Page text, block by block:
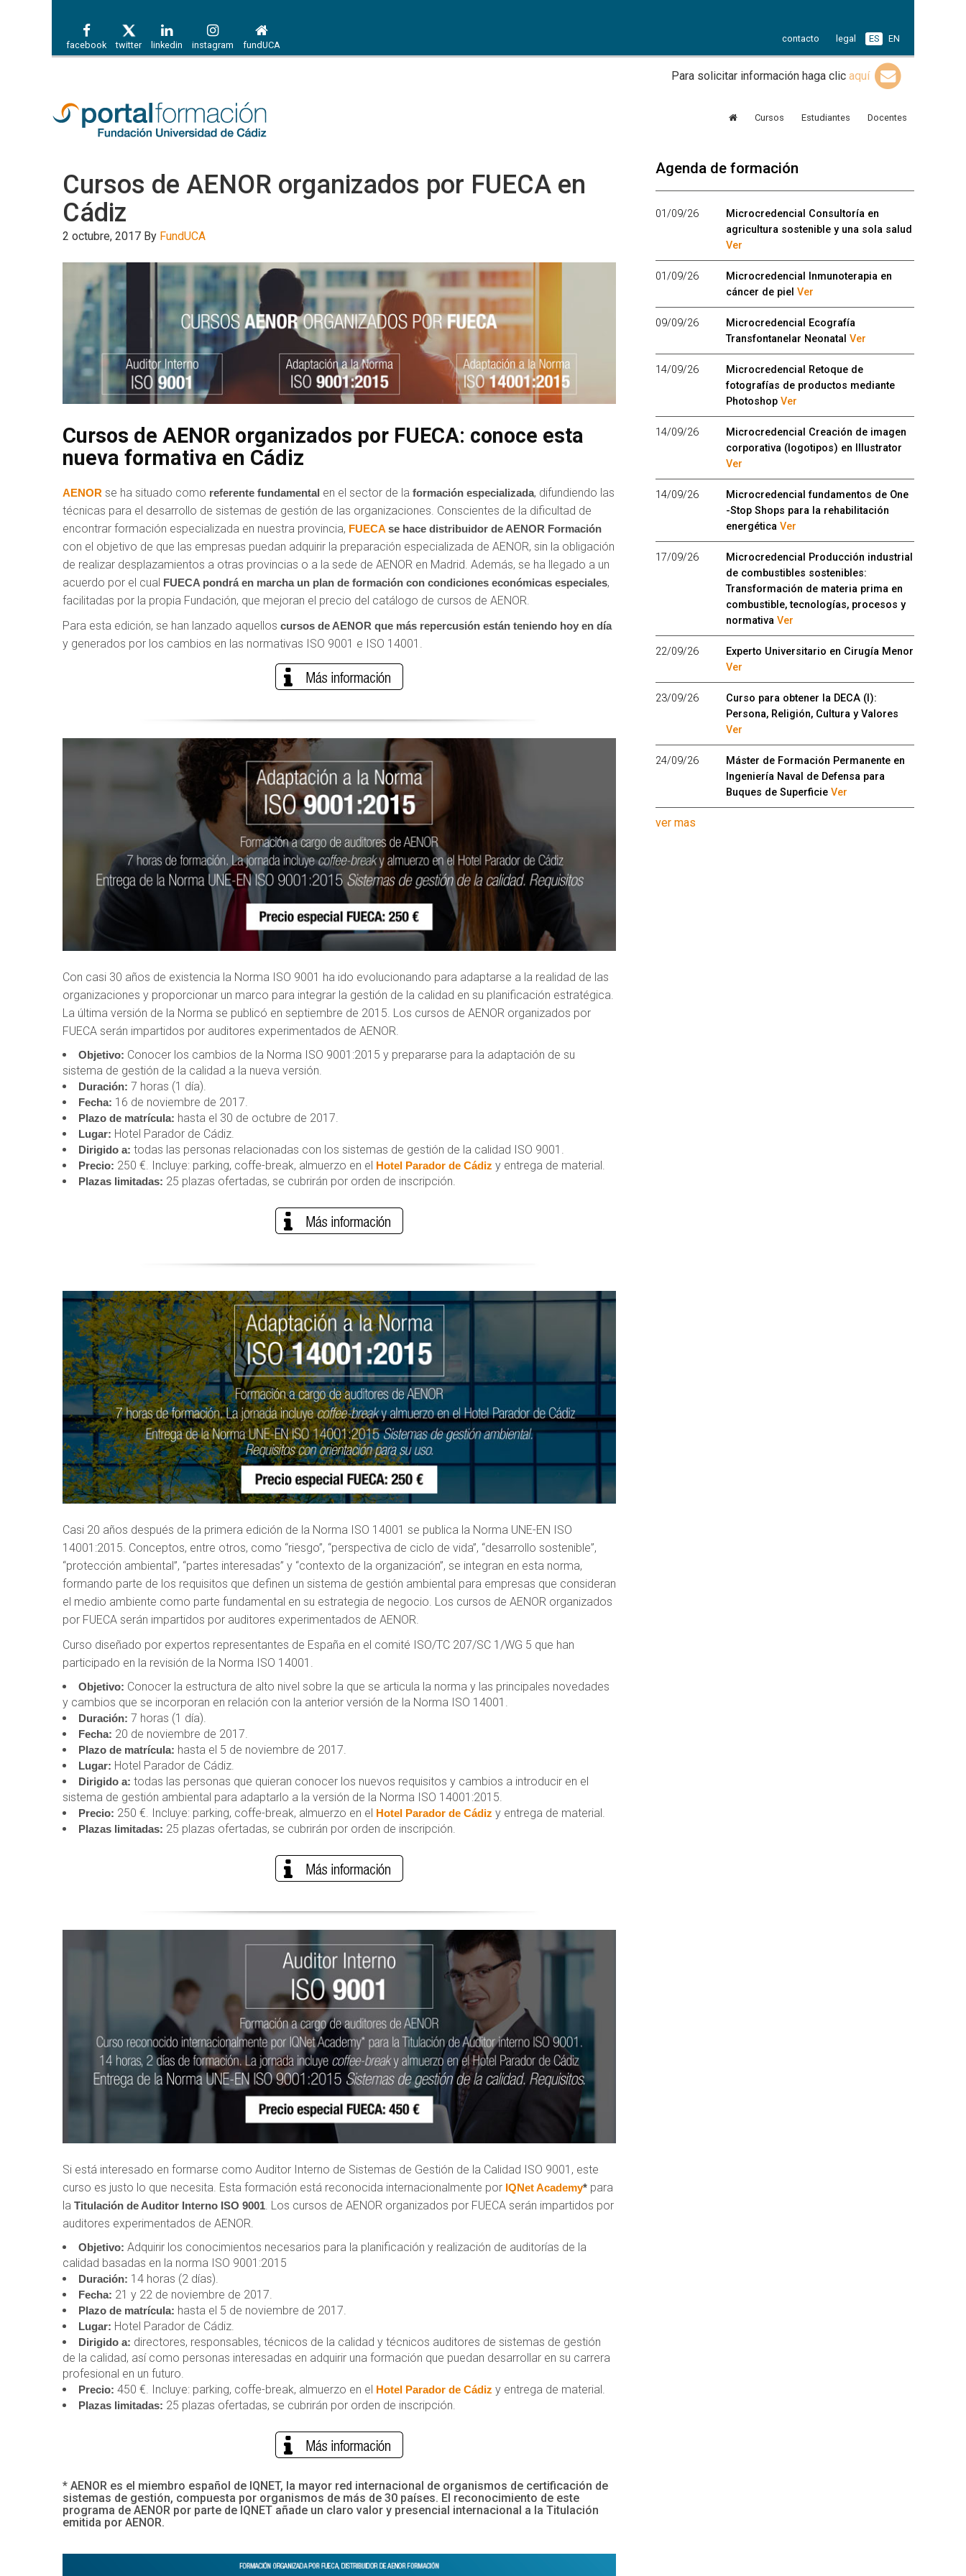
facebook twitter linkedin instagram fundUCA
contacto legal ES EN
Para solicitar información haga clicaquí
Cursos Estudiantes Docentes
Cursos de AENOR organizados por FUECA en
Cádiz
2 octubre, 2017 By FundUCA
Cursos de AENOR organizados por FUECA: conoce esta
nueva formativa en Cádiz
AENOR se ha situado como referente fundamental en el sector de la formación especializada, difundiendo las
técnicas para el desarrollo de sistemas de gestión de las organizaciones. Conscientes de la dificultad de
encontrar formación especializada en nuestra provincia, FUECA se hace distribuidor de AENOR Formación
con el objetivo de que las empresas puedan adquirir la preparación especializada de AENOR, sin la obligación
de realizar desplazamientos a otras provincias o a la sede de AENOR en Madrid. Además, se ha llegado a un
acuerdo por el cual FUECA pondrá en marcha un plan de formación con condiciones económicas especiales,
facilitadas por la propia Fundación, que mejoran el precio del catálogo de cursos de AENOR.
Para esta edición, se han lanzado aquellos cursos de AENOR que más repercusión están teniendo hoy en día
y generados por los cambios en las normativas ISO 9001 e ISO 14001.
Con casi 30 años de existencia la Norma ISO 9001 ha ido evolucionando para adaptarse a la realidad de las
organizaciones y proporcionar un marco para integrar la gestión de la calidad en su planificación estratégica.
La última versión de la Norma se publicó en septiembre de 2015. Los cursos de AENOR organizados por
FUECA serán impartidos por auditores experimentados de AENOR.
Objetivo: Conocer los cambios de la Norma ISO 9001:2015 y prepararse para la adaptación de su
sistema de gestión de la calidad a la nueva versión.
Duración: 7 horas (1 día).
Fecha: 16 de noviembre de 2017.
Plazo de matrícula: hasta el 30 de octubre de 2017.
Lugar: Hotel Parador de Cádiz.
Dirigido a: todas las personas relacionadas con los sistemas de gestión de la calidad ISO 9001.
Precio: 250 €. Incluye: parking, coffe-break, almuerzo en el Hotel Parador de Cádiz y entrega de material.
Plazas limitadas: 25 plazas ofertadas, se cubrirán por orden de inscripción.
Casi 20 años después de la primera edición de la Norma ISO 14001 se publica la Norma UNE-EN ISO
14001:2015. Conceptos, entre otros, como “riesgo”, “perspectiva de ciclo de vida”, “desarrollo sostenible”,
“protección ambiental”, “partes interesadas” y “contexto de la organización”, se integran en esta norma,
formando parte de los requisitos que definen un sistema de gestión ambiental para empresas que consideran
el medio ambiente como parte fundamental en su estrategia de negocio. Los cursos de AENOR organizados
por FUECA serán impartidos por auditores experimentados de AENOR.
Curso diseñado por expertos representantes de España en el comité ISO/TC 207/SC 1/WG 5 que han
participado en la revisión de la Norma ISO 14001.
Objetivo: Conocer la estructura de alto nivel sobre la que se articula la norma y las principales novedades
y cambios que se incorporan en relación con la anterior versión de la Norma ISO 14001.
Duración: 7 horas (1 día).
Fecha: 20 de noviembre de 2017.
Plazo de matrícula: hasta el 5 de noviembre de 2017.
Lugar: Hotel Parador de Cádiz.
Dirigido a: todas las personas que quieran conocer los nuevos requisitos y cambios a introducir en el
sistema de gestión ambiental para adaptarlo a la versión de la Norma ISO 14001:2015.
Precio: 250 €. Incluye: parking, coffe-break, almuerzo en el Hotel Parador de Cádiz y entrega de material.
Plazas limitadas: 25 plazas ofertadas, se cubrirán por orden de inscripción.
Si está interesado en formarse como Auditor Interno de Sistemas de Gestión de la Calidad ISO 9001, este
curso es justo lo que necesita. Esta formación está reconocida internacionalmente por IQNet Academy* para
la Titulación de Auditor Interno ISO 9001 . Los cursos de AENOR organizados por FUECA serán impartidos por
auditores experimentados de AENOR.
Objetivo: Adquirir los conocimientos necesarios para la planificación y realización de auditorías de la
calidad basadas en la norma ISO 9001:2015
Duración: 14 horas (2 días).
Fecha: 21 y 22 de noviembre de 2017.
Plazo de matrícula: hasta el 5 de noviembre de 2017.
Lugar: Hotel Parador de Cádiz.
Dirigido a: directores, responsables, técnicos de la calidad y técnicos auditores de sistemas de gestión
de la calidad, así como personas interesadas en adquirir una formación que puedan desarrollar en su carrera
profesional en un futuro.
Precio: 450 €. Incluye: parking, coffe-break, almuerzo en el Hotel Parador de Cádiz y entrega de material.
Plazas limitadas: 25 plazas ofertadas, se cubrirán por orden de inscripción.
* AENOR es el miembro español de IQNET, la mayor red internacional de organismos de certificación de
sistemas de gestión, compuesta por organismos de más de 30 países. El reconocimiento de este
programa de AENOR por parte de IQNET añade un claro valor y presencial internacional a la Titulación
emitida por AENOR.
Agenda de formación
01/09/26
Microcredencial Consultoría en
agricultura sostenible y una sola salud
Ver
01/09/26
Microcredencial Inmunoterapia en
cáncer de piel Ver
09/09/26
Microcredencial Ecografía
Transfontanelar Neonatal Ver
14/09/26
Microcredencial Retoque de
fotografías de productos mediante
Photoshop Ver
14/09/26
Microcredencial Creación de imagen
corporativa (logotipos) en Illustrator
Ver
14/09/26
Microcredencial fundamentos de One
-Stop Shops para la rehabilitación
energética Ver
17/09/26
Microcredencial Producción industrial
de combustibles sostenibles:
Transformación de materia prima en
combustible, tecnologías, procesos y
normativa Ver
22/09/26
Experto Universitario en Cirugía Menor
Ver
23/09/26
Curso para obtener la DECA (I):
Persona, Religión, Cultura y Valores
Ver
24/09/26
Máster de Formación Permanente en
Ingeniería Naval de Defensa para
Buques de Superficie Ver
ver mas